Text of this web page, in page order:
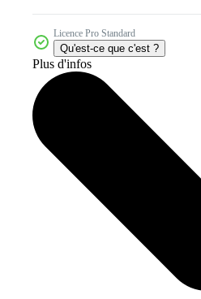
Licence Pro Standard
Qu'est-ce que c'est ?
Plus d'infos